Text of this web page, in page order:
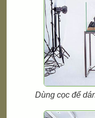
Dùng cọc để